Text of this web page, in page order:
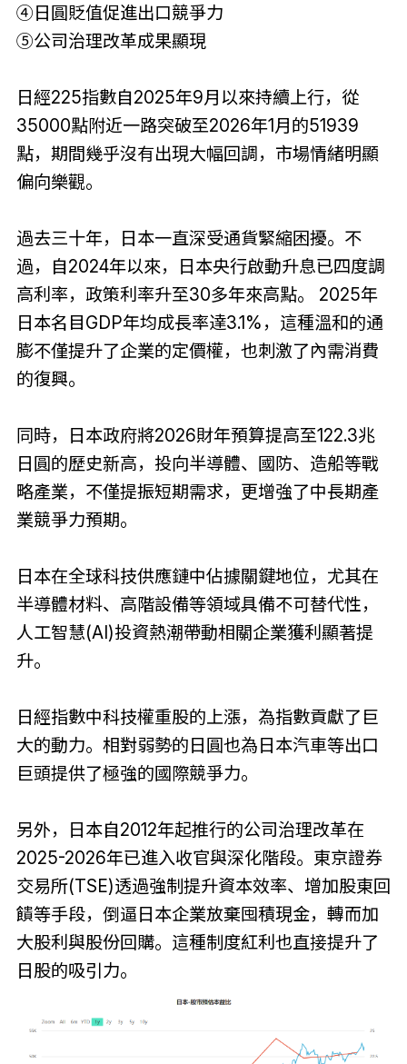
④日圓貶值促進出口競爭力
⑤公司治理改革成果顯現
日經225指數自2025年9月以來持續上行，從
35000點附近一路突破至2026年1月的51939
點，期間幾乎沒有出現大幅回調，市場情緒明顯
偏向樂觀。
過去三十年，日本一直深受通貨緊縮困擾。不
過，自2024年以來，日本央行啟動升息已四度調
高利率，政策利率升至30多年來高點。 2025年
日本名目GDP年均成長率達3.1%，這種溫和的通
膨不僅提升了企業的定價權，也刺激了內需消費
的復興。
同時，日本政府將2026財年預算提高至122.3兆
日圓的歷史新高，投向半導體、國防、造船等戰
略產業，不僅提振短期需求，更增強了中長期產
業競爭力預期。
日本在全球科技供應鏈中佔據關鍵地位，尤其在
半導體材料、高階設備等領域具備不可替代性，
人工智慧(AI)投資熱潮帶動相關企業獲利顯著提
升。
日經指數中科技權重股的上漲，為指數貢獻了巨
大的動力。相對弱勢的日圓也為日本汽車等出口
巨頭提供了極強的國際競爭力。
另外，日本自2012年起推行的公司治理改革在
2025-2026年已進入收官與深化階段。東京證券
交易所(TSE)透過強制提升資本效率、增加股東回
饋等手段，倒逼日本企業放棄囤積現金，轉而加
大股利與股份回購。這種制度紅利也直接提升了
日股的吸引力。